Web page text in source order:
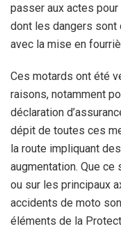
passer aux actes pour
dont les dangers sont
avec la mise en
Ces motards ont été
raisons, notamment
déclaration
dépit de toutes ces
la route impliquant
augmentation. Que ce
ou sur les principaux
accidents de moto
éléments de la